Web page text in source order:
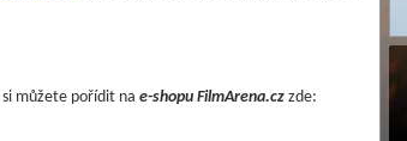
si můžete pořídit na e-shopu FilmArena.czzde: